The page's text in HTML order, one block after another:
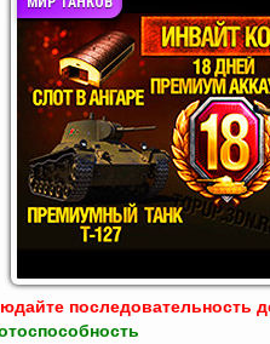
последовательность